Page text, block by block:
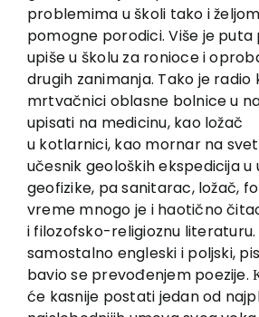
problemima u školi tako i
pomogne porodici. Više je puta
upiše u školu za ronioce i
drugih zanimanja. Tako je radio
mrtvačnici oblasne bolnice u
upisati na medicinu, kao ložač
u kotlarnici, kao mornar na
učesnik geoloških ekspedicija
geofizike, pa sanitarac, ložač,
vreme mnogo je i haotično
i filozofsko-religioznu literaturu.
samostalno engleski i poljski,
bavio se prevođenjem poezije.
će kasnije postati jedan od